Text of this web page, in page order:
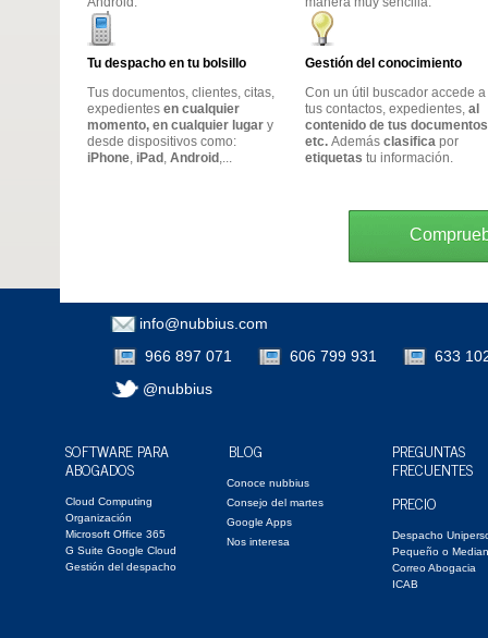
Tu despacho en tu bolsillo
Tus documentos, clientes, citas,
expedientes en cualquier
momento, en cualquier lugar y
desde dispositivos como:
iPhone, iPad , Android ,...
Gestión del conocimiento
Con un útil buscador accede a
tus contactos, expedientes, al
contenido de tus
etc. Además clasifica por
etiquetas tu información.
info@nubbius.com
966 897 071
606 799 931
633
@nubbius
SOFTWARE PARA
ABOGADOS
Cloud Computing
Organización
Microsoft Office 365
G Suite Google Cloud
Gestión del despacho
BLOG
Conoce nubbius
Consejo del martes
Google Apps
Nos interesa
PREGUNTAS
FRECUENTES
PRECIO
Despacho
Pequeño o
Correo Abogacia
ICAB